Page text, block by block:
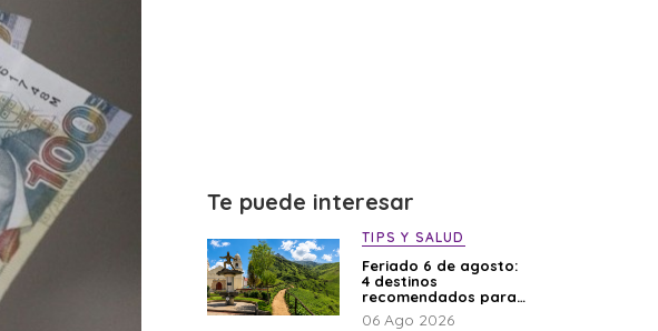
Te puede interesar
TIPS Y SALUD
Feriado 6 de agosto:
4 destinos
recomendados para
disfrutar el descanso
06 Ago 2026